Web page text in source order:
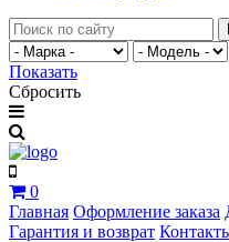
Показать
Сбросить
0
Главная Оформление заказа
Гарантия и возврат